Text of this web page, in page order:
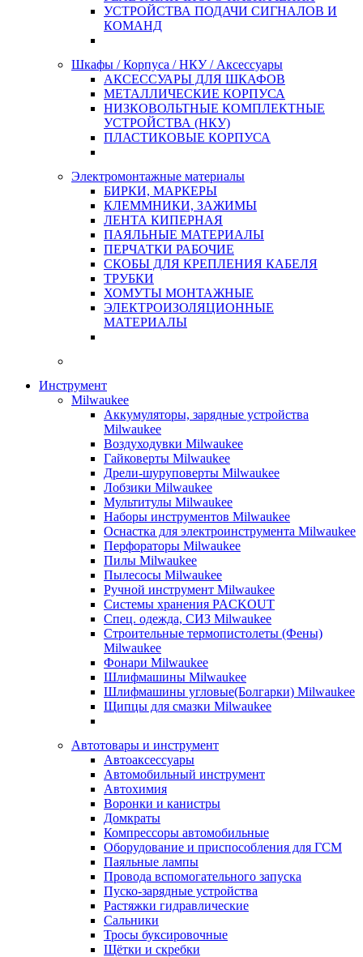
УСТРОЙСТВА ПОДАЧИ СИГНАЛОВ И
КОМАНД
Шкафы / Корпуса / НКУ / Аксессуары
АКСЕССУАРЫ ДЛЯ ШКАФОВ
МЕТАЛЛИЧЕСКИЕ КОРПУСА
НИЗКОВОЛЬТНЫЕ КОМПЛЕКТНЫЕ
УСТРОЙСТВА (НКУ)
ПЛАСТИКОВЫЕ КОРПУСА
Электромонтажные материалы
БИРКИ, МАРКЕРЫ
КЛЕММНИКИ, ЗАЖИМЫ
ЛЕНТА КИПЕРНАЯ
ПАЯЛЬНЫЕ МАТЕРИАЛЫ
ПЕРЧАТКИ РАБОЧИЕ
СКОБЫ ДЛЯ КРЕПЛЕНИЯ КАБЕЛЯ
ТРУБКИ
ХОМУТЫ МОНТАЖНЫЕ
ЭЛЕКТРОИЗОЛЯЦИОННЫЕ
МАТЕРИАЛЫ
Инструмент
Milwaukee
Аккумуляторы, зарядные устройства
Milwaukee
Воздуходувки Milwaukee
Гайковерты Milwaukee
Дрели-шуруповерты Milwaukee
Лобзики Milwaukee
Мультитулы Milwaukee
Наборы инструментов Milwaukee
Оснастка для электроинструмента Milwaukee
Перфораторы Milwaukee
Пилы Milwaukee
Пылесосы Milwaukee
Ручной инструмент Milwaukee
Системы хранения PACKOUT
Спец. одежда, СИЗ Milwaukee
Строительные термопистолеты (Фены)
Milwaukee
Фонари Milwaukee
Шлифмашины Milwaukee
Шлифмашины угловые(Болгарки) Milwaukee
Щипцы для смазки Milwaukee
Автотовары и инструмент
Автоаксессуары
Автомобильный инструмент
Автохимия
Воронки и канистры
Домкраты
Компрессоры автомобильные
Оборудование и приспособления для ГСМ
Паяльные лампы
Провода вспомогательного запуска
Пуско-зарядные устройства
Растяжки гидравлические
Сальники
Тросы буксировочные
Щётки и скребки